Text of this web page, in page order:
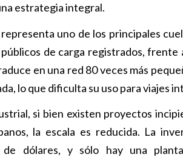
estrategia integral.
uno de los principales
de carga registrados, frente
en una red 80 veces más
lo que dificulta su uso para viajes
si bien existen proyectos
la escala es reducida. La
de dólares, y sólo hay una